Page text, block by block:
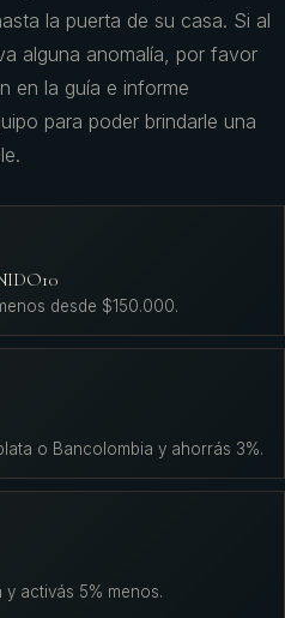
la puerta de su casa. Si al
alguna anomalía, por favor
en la guía e informe
para poder brindarle una
desde $150.000.
o Bancolombia y ahorrás 3%.
activás 5% menos.